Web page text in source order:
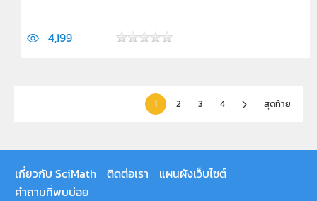
4,199
1 2 3 4 สุดท้าย
เกี่ยวกับ SciMath ติดต่อเรา
แผนผังเว็บไซต์
คำถามที่พบบ่อย